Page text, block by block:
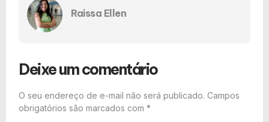
Raissa Ellen
Deixe um comentário
O seu endereço de e-mail não será publicado. Campos
obrigatórios são marcados com *